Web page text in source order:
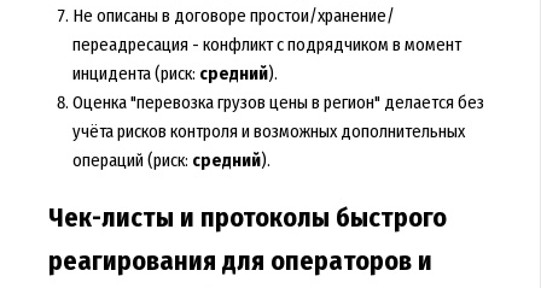
Не описаны в договоре простои/хранение/
переадресация - конфликт с подрядчиком в момент
инцидента (риск: средний).
Оценка "перевозка грузов цены в регион" делается без
учёта рисков контроля и возможных дополнительных
операций (риск: средний).
Чек-листы и протоколы быстрого
реагирования для операторов и